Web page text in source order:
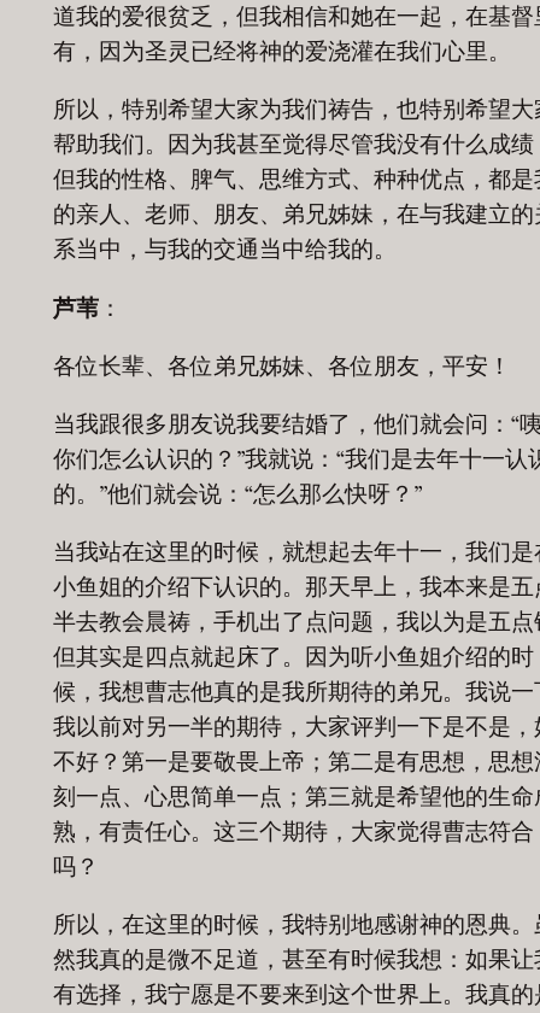
道我的爱很贫乏，但我相信和她在一起，在基督
有，因为圣灵已经将神的爱浇灌在我们心里。
所以，特别希望大家为我们祷告，也特别希望大
帮助我们。因为我甚至觉得尽管我没有什么成绩
但我的性格、脾气、思维方式、种种优点，都是
的亲人、老师、朋友、弟兄姊妹，在与我建立的
系当中，与我的交通当中给我的。
芦苇：
各位长辈、各位弟兄姊妹、各位朋友，平安！
当我跟很多朋友说我要结婚了，他们就会问：“
你们怎么认识的？”我就说：“我们是去年十一认
的。”他们就会说：“怎么那么快呀？”
当我站在这里的时候，就想起去年十一，我们是
小鱼姐的介绍下认识的。那天早上，我本来是五
半去教会晨祷，手机出了点问题，我以为是五点
但其实是四点就起床了。因为听小鱼姐介绍的时
候，我想曹志他真的是我所期待的弟兄。我说一
我以前对另一半的期待，大家评判一下是不是，
不好？第一是要敬畏上帝；第二是有思想，思想
刻一点、心思简单一点；第三就是希望他的生命
熟，有责任心。这三个期待，大家觉得曹志符合
吗？
所以，在这里的时候，我特别地感谢神的恩典。
然我真的是微不足道，甚至有时候我想：如果让
有选择，我宁愿是不要来到这个世界上。我真的